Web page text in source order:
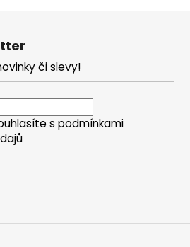
či slevy!
s podmínkami